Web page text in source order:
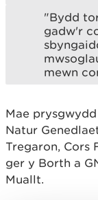
"Bydd
gadw'r
mewn
Mae
Natur
Tregaron, Cors
ger y Borth a
Muallt.